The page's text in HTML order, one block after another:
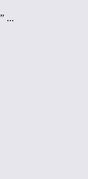
...